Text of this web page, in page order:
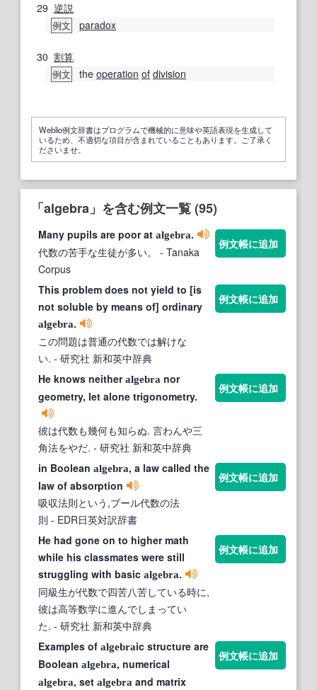
29 逆説
例文 paradox
30 割算
例文 the operation of division
Weblio例文辞書はプログラムで機械的に意味や英語表現を生成して
いるため、不適切な項目が含まれていることもあります。ご了承く
ださいませ。
「algebra」を含む例文一覧 (95)
Many pupils are poor at algebra.
代数の苦手な生徒が多い。
- Tanaka
Corpus
例文帳に追加
This problem does not yield to [is
not soluble by means of] ordinary
algebra.
この問題は普通の代数では解けな
い. - 研究社 新和英中辞典
例文帳に追加
He knows neitheralgebra nor
geometry, let alone trigonometry.
彼は代数も幾何も知らぬ. 言わんや三
角法をやだ. - 研究社 新和英中辞典
例文帳に追加
in Boolean algebra, a law called the
law of absorption
吸収法則という,ブール代数の法
則 - EDR日英対訳辞書
例文帳に追加
He had gone on to higher math
while his classmates were still
struggling with basic algebra.
同級生が代数で四苦八苦している時に,
彼は高等数学に進んでしまってい
た. - 研究社 新和英中辞典
例文帳に追加
Examples of algebraic structure are
Boolean algebra, numerical
algebra, set algebra and matrix
例文帳に追加